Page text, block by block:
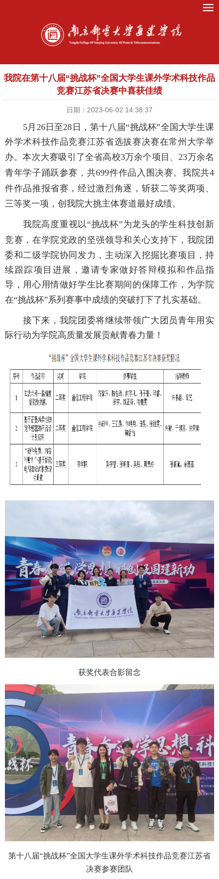
我院在第十八届“挑战杯”全国大学生课外学术科技作品
竞赛江苏省决赛中喜获佳绩
日期：2023-06-02 14:38:37
5月26日至28日，第十八届“挑战杯”全国大学生课
外学术科技作品竞赛江苏省选拔赛决赛在常州大学举
办。本次大赛吸引了全省高校3万余个项目、23万余名
青年学子踊跃参赛，共699件作品入围决赛。我院共4
件作品推报省赛，经过激烈角逐 ， 斩获二等奖两项、
三等奖一项 ， 创我院大挑主体赛道最好成绩。
我院高度重视以“挑战杯”为龙头的学生科技创新
竞赛，在学院党政的坚强领导和关心支持下， 我院团
委和二级学院协同发力， 主动深入挖掘比赛项目，持
续跟踪项目进展，邀请专家做好答辩模拟和作品指
导，用心用情做好学生比赛期间的保障工作，为学院
在“挑战杯”系列赛事中成绩的突破打下了扎实基础。
接下来 ， 我院团委将继续带领广大团员青年用 实
际行动为学院高质量发展贡献青春力量 ！
获奖代表合影留念
第十八届“挑战杯”全国大学生课外学术科技作品竞赛江苏省
决赛参赛团队